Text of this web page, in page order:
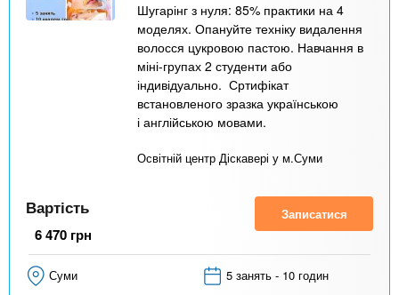
Шугарінг з нуля: 85% практики на 4
моделях. Опануйте техніку видалення
волосся цукровою пастою. Навчання в
міні-групах 2 студенти або
індивідуально. Сртифікат
встановленого зразка українською
і англійською мовами.
Освітній центр Діскавері у м.Суми
Вартість
6 470 грн
Записатися
Суми 5 занять - 10 годин